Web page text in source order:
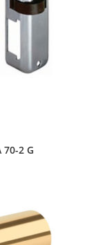
70-2 G